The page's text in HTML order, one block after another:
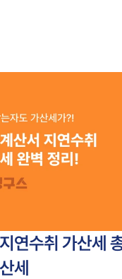
연수취 가산세
세
고객 사례
서비스 소개
서비스 소개
블로그
블로그
가격 안내